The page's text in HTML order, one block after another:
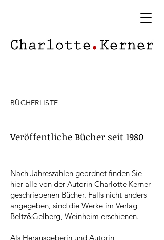
Nach Jahreszahlen geordnet finden Sie
hier alle von der Autorin Charlotte Kerner
geschriebenen Bücher. Falls nicht anders
angegeben, sind die Werke im Verlag
Beltz&Gelberg, Weinheim erschienen.
Als Herausgeberin und Autorin
BÜCHERLISTE
Veröffentliche Bücher seit 1980